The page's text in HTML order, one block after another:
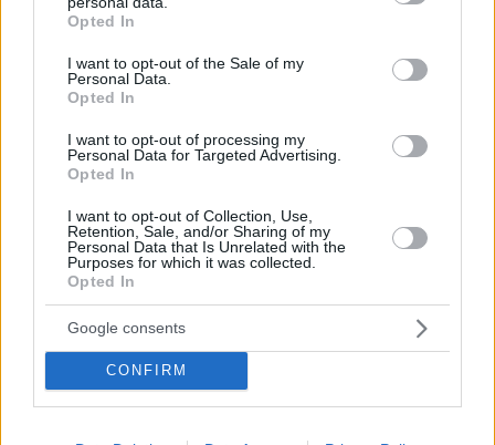
grant or deny consent to Google and its third-party tags to
use your data for below specified purposes in below Google
consent section.
Opted In
I want to opt-out of the Sale of my
Personal Data.
Opted In
I want to opt-out of processing my
Personal Data for Targeted Advertising.
Opted In
I want to opt-out of Collection, Use,
Retention, Sale, and/or Sharing of my
Personal Data that Is Unrelated with the
Purposes for which it was collected.
Opted In
Google consents
CONFIRM
Tο «άγνωστο» λιμάνι της Χίου με το νόστιμο φαγητό και
τη μουσική
ΔΕΙΤΕ ΟΛΕΣ ΤΙΣ ΕΙΔΗΣΕΙΣ